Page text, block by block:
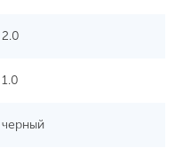
2.0
1.0
черный